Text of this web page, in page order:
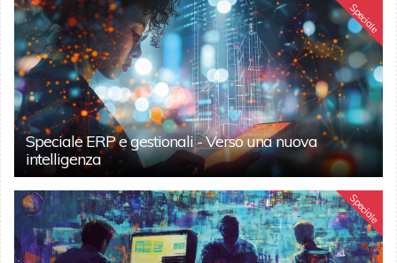
Speciale
Speciale ERP e gestionali - Verso una nuova
intelligenza
Speciale